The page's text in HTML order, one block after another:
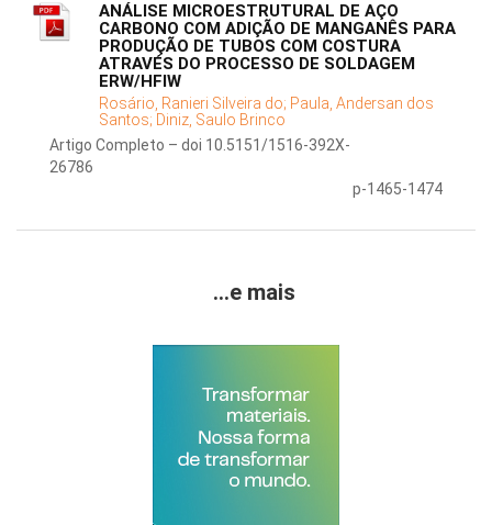
ANÁLISE MICROESTRUTURAL DE AÇO
CARBONO COM ADIÇÃO DE MANGANÊS PARA
PRODUÇÃO DE TUBOS COM COSTURA
ATRAVÉS DO PROCESSO DE SOLDAGEM
ERW/HFIW
Rosário, Ranieri Silveira do; Paula, Andersan dos
Santos; Diniz, Saulo Brinco
Artigo Completo – doi 10.5151/1516-392X-
26786
p-1465-1474
...e mais